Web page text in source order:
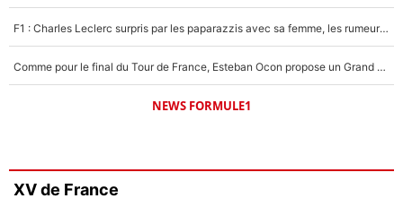
F1 : Charles Leclerc surpris par les paparazzis avec sa femme, les rumeurs étaient vraies !
Comme pour le final du Tour de France, Esteban Ocon propose un Grand Prix de Formule 1 à Paris : «Autour de l’Arc de Triomphe, ce serait génial» !
NEWS FORMULE1
XV de France